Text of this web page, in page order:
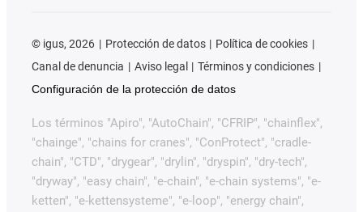
© igus, 2026 Protección de datos
Política de cookies
Canal de denuncia
Aviso legal
Términos y condiciones
Configuración de la protección de datos
Los términos "Apiro", "AutoChain", "CFRIP", "chainflex",
"chainge", "chains for cranes", "ConProtect", "cradle-
chain", "CTD", "drygear", "drylin", "dryspin", "dry-tech",
"dryway", "easy chain", "e-chain", "e-chain systems", "e-
ketten", "e-kettensysteme", "e-loop", "energy chain",